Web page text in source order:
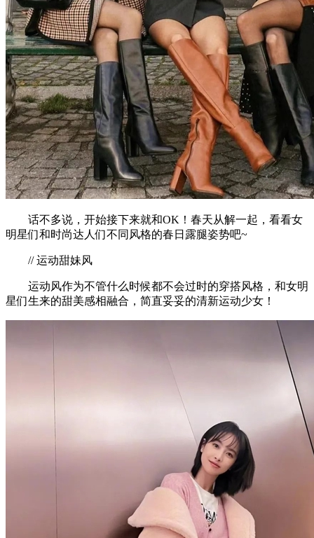
话不多说，开始接下来就和OK！春天从解一起，看看女
明星们和时尚达人们不同风格的春日露腿姿势吧~
// 运动甜妹风
运动风作为不管什么时候都不会过时的穿搭风格，和女明
星们生来的甜美感相融合，简直妥妥的清新运动少女！